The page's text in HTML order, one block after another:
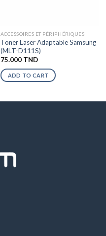
ACCESSOIRES ET PÉRIPHÉRIQUES
Toner Laser Adaptable Samsung
(MLT-D111S)
75.000 TND
ADD TO CART